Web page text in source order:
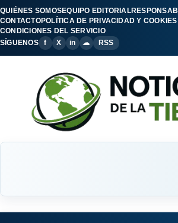
QUIÉNES SOMOSEQUIPO EDITORIAL
CONTACTOPOLÍTICA DE PRIVACIDAD Y COOKIES
CONDICIONES DEL SERVICIO
SÍGUENOS
f X in ☁ RSS